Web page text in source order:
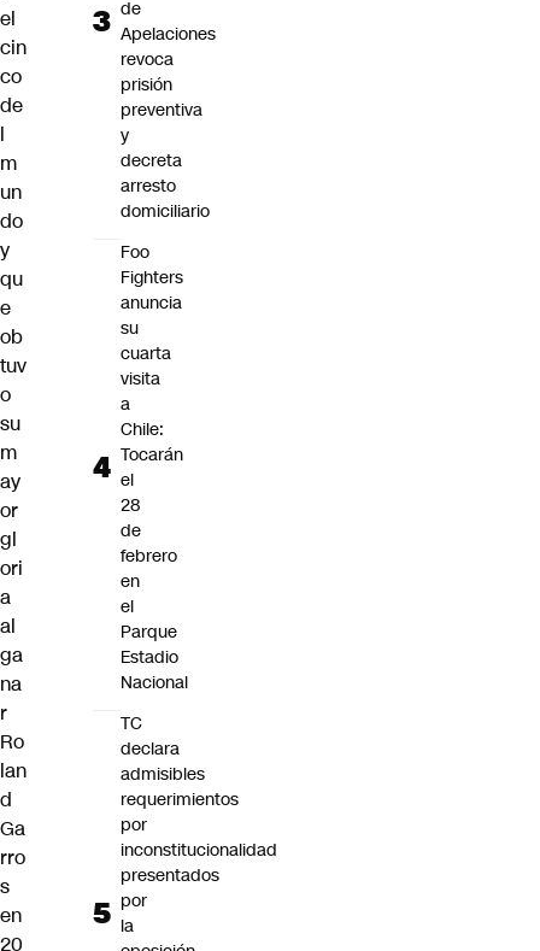
el
cin
co
de
l
m
un
do
y
qu
e
ob
tuv
o
su
m
ay
or
gl
ori
a
al
ga
na
r
Ro
lan
d
Ga
rro
s
en
20
de
Apelaciones
revoca
prisión
preventiva
y
decreta
arresto
domiciliario
Foo
Fighters
anuncia
su
cuarta
visita
a
Chile:
Tocarán
el
28
de
febrero
en
el
Parque
Estadio
Nacional
TC
declara
admisibles
requerimientos
por
inconstitucionalidad
presentados
por
la